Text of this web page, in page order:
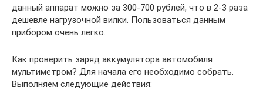
данный аппарат можно за 300-700 рублей, что в 2-3 раза
дешевле нагрузочной вилки. Пользоваться данным
прибором очень легко.
Как проверить заряд аккумулятора автомобиля
мультиметром? Для начала его необходимо собрать.
Выполняем следующие действия: